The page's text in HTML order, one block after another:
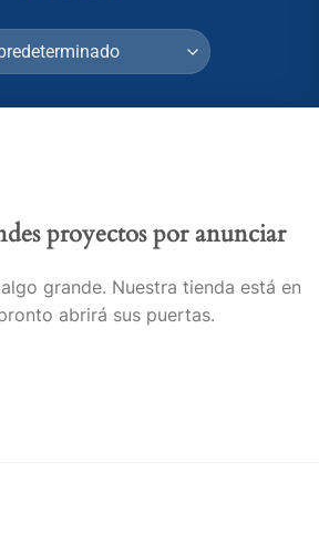
proyectos por anunciar
grande. Nuestra tienda está en
abrirá sus puertas.